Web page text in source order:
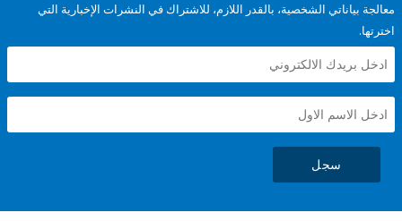
الشخصية، بالقدر اللازم، للاشتراك في النشرات الإخبارية التي